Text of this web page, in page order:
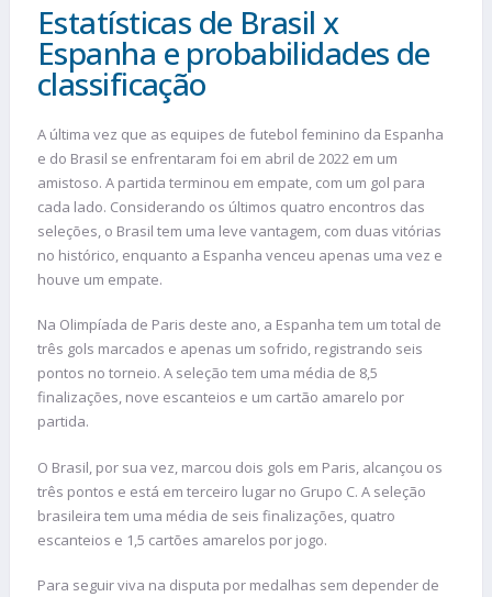
Estatísticas de Brasil x
Espanha e probabilidades de
classificação
A última vez que as equipes de futebol feminino da Espanha
e do Brasil se enfrentaram foi em abril de 2022 em um
amistoso. A partida terminou em empate, com um gol para
cada lado. Considerando os últimos quatro encontros das
seleções, o Brasil tem uma leve vantagem, com duas vitórias
no histórico, enquanto a Espanha venceu apenas uma vez e
houve um empate.
Na Olimpíada de Paris deste ano, a Espanha tem um total de
três gols marcados e apenas um sofrido, registrando seis
pontos no torneio. A seleção tem uma média de 8,5
finalizações, nove escanteios e um cartão amarelo por
partida.
O Brasil, por sua vez, marcou dois gols em Paris, alcançou os
três pontos e está em terceiro lugar no Grupo C. A seleção
brasileira tem uma média de seis finalizações, quatro
escanteios e 1,5 cartões amarelos por jogo.
Para seguir viva na disputa por medalhas sem depender de